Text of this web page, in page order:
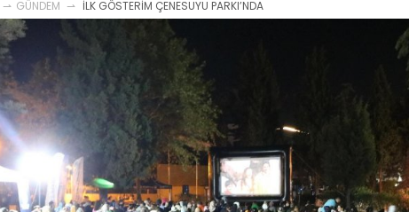
GÜNDEM İLK GÖSTERİM ÇENESUYU PARKI’NDA